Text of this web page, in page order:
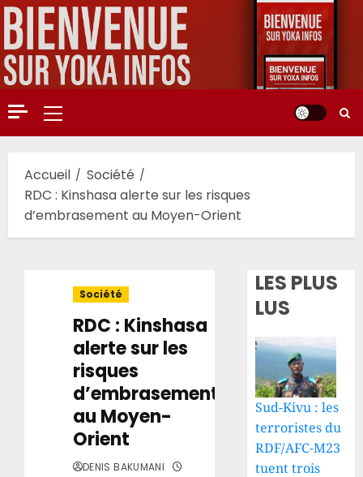
Aller
au
contenu
Menu
principal
Accueil
Société
RDC : Kinshasa alerte sur les risques
d’embrasement au Moyen-Orient
Société
RDC : Kinshasa
alerte sur les
risques
d’embrasement
au Moyen-
Orient
DENIS BAKUMANI
LES PLUS
LUS
Sud-Kivu : les
terroristes du
RDF/AFC-M23
tuent trois